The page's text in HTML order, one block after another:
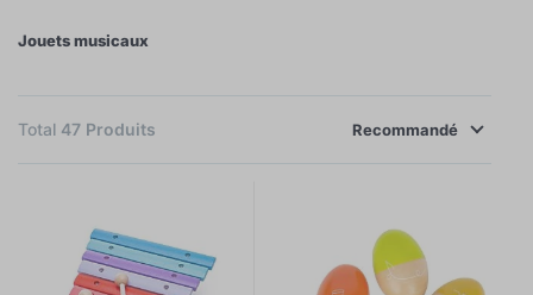
106 €
Jouets musicaux
Total 47 Produits
Recommandé